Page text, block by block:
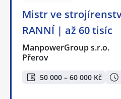
Mistr ve
RANNÍ | až 60 tisíc
ManpowerGroup s.r.o.
Přerov
50 000 – 60 000 Kč